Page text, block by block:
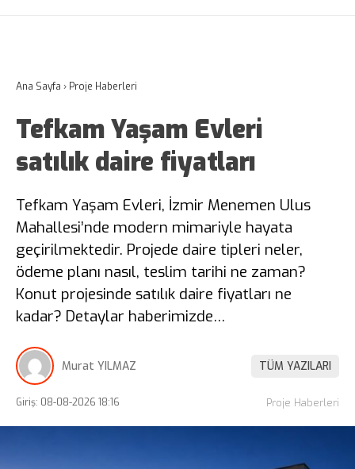
Ana Sayfa › Proje Haberleri
Tefkam Yaşam Evleri
satılık daire fiyatları
Tefkam Yaşam Evleri, İzmir Menemen Ulus
Mahallesi’nde modern mimariyle hayata
geçirilmektedir. Projede daire tipleri neler,
ödeme planı nasıl, teslim tarihi ne zaman?
Konut projesinde satılık daire fiyatları ne
kadar? Detaylar haberimizde…
Murat YILMAZ TÜM YAZILARI
Giriş: 08-08-2026 18:16 Proje Haberleri